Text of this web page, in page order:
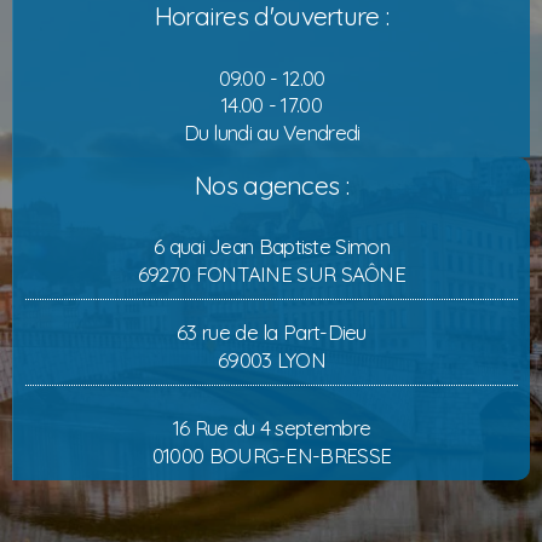
Horaires d'ouverture :
09.00 - 12.00
14.00 - 17.00
Du lundi au Vendredi
Nos agences :
6 quai Jean Baptiste Simon
69270 FONTAINE SUR SAÔNE
63 rue de la Part-Dieu
69003 LYON
16 Rue du 4 septembre
01000 BOURG-EN-BRESSE